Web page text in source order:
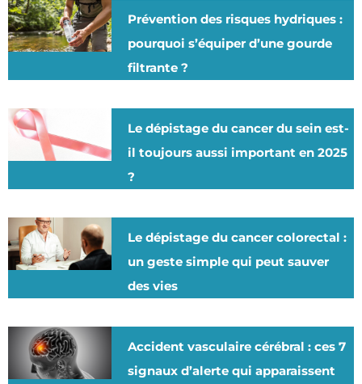
Prévention des risques hydriques :
pourquoi s’équiper d’une gourde
filtrante ?
Le dépistage du cancer du sein est-
il toujours aussi important en 2025
?
Le dépistage du cancer colorectal :
un geste simple qui peut sauver
des vies
Accident vasculaire cérébral : ces 7
signaux d’alerte qui apparaissent